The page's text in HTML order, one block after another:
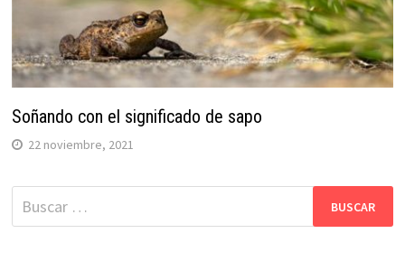
Soñando con el significado de sapo
22 noviembre, 2021
Buscar: